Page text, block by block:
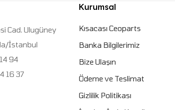
Cad. Ulugüney
İstanbul
94
16 37
Kurumsal
Kısacası Ceoparts
Banka Bilgilerimiz
Bize Ulaşın
Ödeme ve Teslimat
Gizlilik Politikası